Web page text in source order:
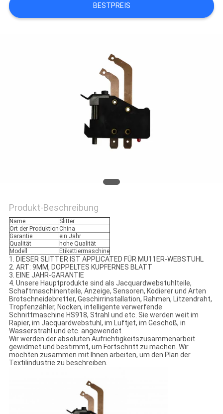
ANGEBOT
BESTPREIS
Produkt-Beschreibung
Name
Slitter
Ort der Produktion China
Garantie
ein Jahr
Qualität
hohe Qualität
Modell
Etikettiermaschine
1. DIESER SLITTER IST APPLICATED FÜR MU11ER-WEBSTUHL
2. ART: 9MM, DOPPELTES KUPFERNES BLATT
3. EINE JAHR-GARANTIE
4. Unsere Hauptprodukte sind als Jacquardwebstuhlteile,
Schaftmaschinenteile, Anzeige, Sensoren, Kodierer und Arten
Brotschneidebretter, Geschirrinstallation, Rahmen, Litzendraht,
Tropfenzähler, Nocken, intelligente verwerfende
Schnittmaschine HS918, Strahl und etc. Sie werden weit im
Rapier, im Jacquardwebstuhl, im Luftjet, im Geschoß, in
Wasserstrahl und etc. angewendet.
Wir werden der absoluten Aufrichtigkeitszusammenarbeit
gewidmet und bestimmt, um Fortschritt zu machen. Wir
möchten zusammen mit Ihnen arbeiten, um den Plan der
Textilindustrie zu beschreiben.